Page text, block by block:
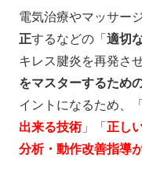
電気治療やマッサー
正するなどの「 適切
キレス腱炎を再発さ
をマスターするため
イントになるため、「
出来る技術」「 正し
分析・動作改善指導